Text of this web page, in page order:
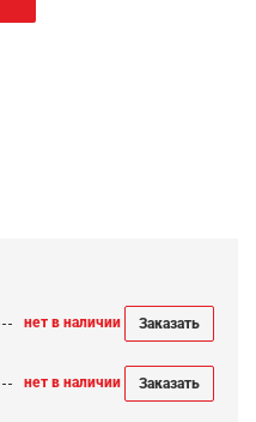
нет в наличии Заказать
нет в наличии Заказать